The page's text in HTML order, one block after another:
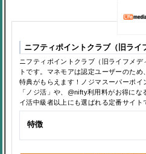
ニフティポイントクラブ（旧ライ
ニフティポイントクラブ（旧ライフメ
トです。マネモアは認定ユーザーのた
特典がもらえます！ノジマスーパーポ
「ノジ活」や、@nifty利用料がお得に
イ活中級者以上にも選ばれる定番サイト
特徴